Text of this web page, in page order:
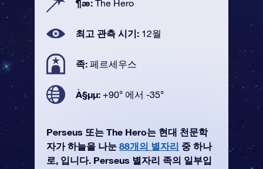
¶æ: The Hero
최고 관측 시기: 12월
족: 페르세우스
À§µµ: +90° 에서 -35°
Perseus 또는 The Hero는 현대 천문학
자가 하늘을 나눈 88개의 별자리 중 하나
로, 입니다. Perseus 별자리 족의 일부입